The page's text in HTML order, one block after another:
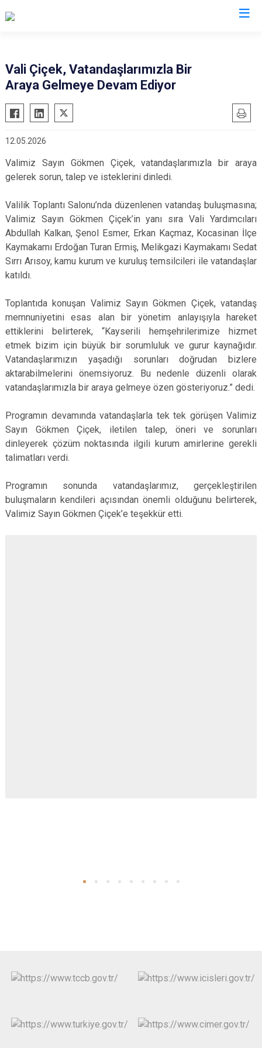
Vali Çiçek, Vatandaşlarımızla Bir
Araya Gelmeye Devam Ediyor
12.05.2026
Valimiz Sayın Gökmen Çiçek, vatandaşlarımızla bir araya
gelerek sorun, talep ve isteklerini dinledi.
Valilik Toplantı Salonu’nda düzenlenen vatandaş buluşmasına;
Valimiz Sayın Gökmen Çiçek’in yanı sıra Vali Yardımcıları
Abdullah Kalkan, Şenol Esmer, Erkan Kaçmaz, Kocasinan İlçe
Kaymakamı Erdoğan Turan Ermiş, Melikgazi Kaymakamı Sedat
Sırrı Arısoy, kamu kurum ve kuruluş temsilcileri ile vatandaşlar
katıldı.
Toplantıda konuşan Valimiz Sayın Gökmen Çiçek, vatandaş
memnuniyetini esas alan bir yönetim anlayışıyla hareket
ettiklerini belirterek, “Kayserili hemşehrilerimize hizmet
etmek bizim için büyük bir sorumluluk ve gurur kaynağıdır.
Vatandaşlarımızın yaşadığı sorunları doğrudan bizlere
aktarabilmelerini önemsiyoruz. Bu nedenle düzenli olarak
vatandaşlarımızla bir araya gelmeye özen gösteriyoruz.” dedi.
Programın devamında vatandaşlarla tek tek görüşen Valimiz
Sayın Gökmen Çiçek, iletilen talep, öneri ve sorunları
dinleyerek çözüm noktasında ilgili kurum amirlerine gerekli
talimatları verdi.
Programın sonunda vatandaşlarımız, gerçekleştirilen
buluşmaların kendileri açısından önemli olduğunu belirterek,
Valimiz Sayın Gökmen Çiçek’e teşekkür etti.